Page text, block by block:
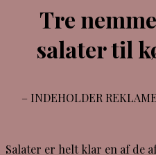
Tre
salater til
– INDEHOLDER
Salater er helt klar en af de